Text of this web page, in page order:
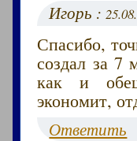
Игорь :
Спасибо,
создал за 7
как и
экономит,
Ответить